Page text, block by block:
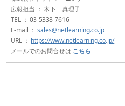
広報担当 ： 木下 真理子
TEL ： 03-5338-7616
E-mail ：sales@netlearning.co.jp
URL ： https://www.netlearning.co.jp/
メールでのお問合せは こちら